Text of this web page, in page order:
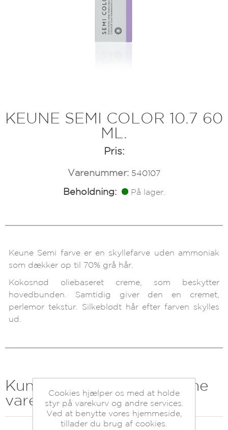
KEUNE SEMI COLOR 10.7 60
ML.
Pris:
Varenummer: 540107
Beholdning: På lager.
Keune Semi farve er en skyllefarve uden ammoniak
som dækker op til 70% grå hår.
Kokosnød oliebaseret creme, som beskytter
hovedbunden. Samtidig giver den en cremet,
perlemor tekstur. Silkeblødt hår efter farven skylles
ud.
Kunder der har købt denne
vare købte også
Cookies hjælper os med at holde
styr på varekurv og andre services.
Ved at benytte vores hjemmeside,
tillader du brug af cookies.